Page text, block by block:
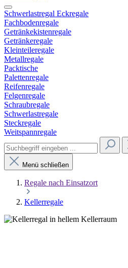
Schwerlastregal Eckregale
Fachbodenregale
Getränkekistenregale
Getränkeregale
Kleinteileregale
Metallregale
Packtische
Palettenregale
Reifenregale
Felgenregale
Schraubregale
Schwerlastregale
Steckregale
Weitspannregale
Menü schließen
Regale nach Einsatzort
Kellerregale